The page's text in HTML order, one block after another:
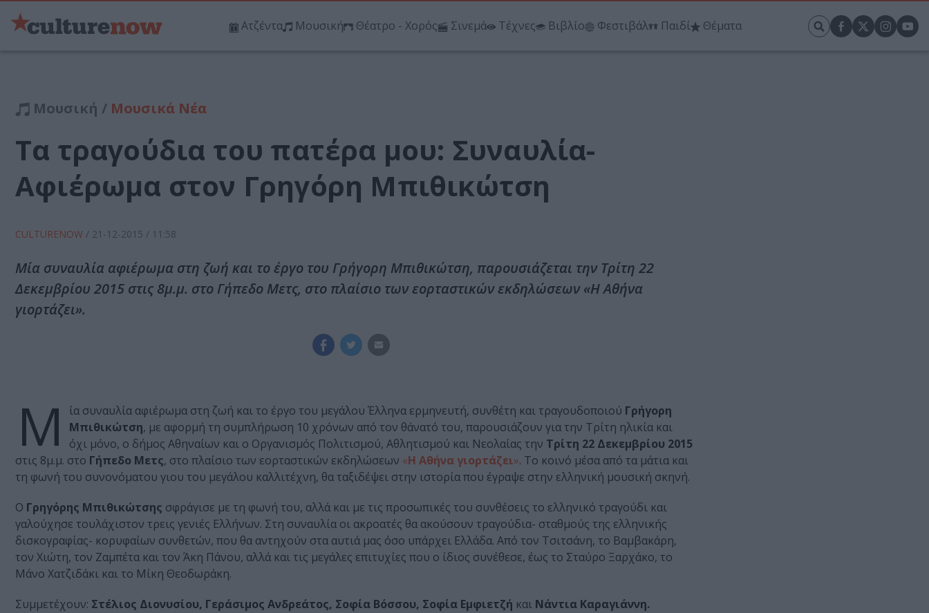
Ατζέντα Μουσική Θέατρο - Χορός Σινεμά Τέχνες Βιβλίο Φεστιβάλ Παιδί Θέματα
Μουσική / Μουσικά Νέα
Τα τραγούδια του πατέρα μου: Συναυλία-
Αφιέρωμα στον Γρηγόρη Μπιθικώτση
CULTURENOW / 21-12-2015 / 11:58
Μία συναυλία αφιέρωμα στη ζωή και το έργο του Γρήγορη Μπιθικώτση, παρουσιάζεται την Τρίτη 22
Δεκεμβρίου 2015 στις 8μ.μ. στο Γήπεδο Μετς, στο πλαίσιο των εορταστικών εκδηλώσεων «Η Αθήνα
γιορτάζει».
Μ ία συναυλία αφιέρωμα στη ζωή και το έργο του μεγάλου Έλληνα ερμηνευτή, συνθέτη και τραγουδοποιού Γρήγορη
Μπιθικώτση, με αφορμή τη συμπλήρωση 10 χρόνων από τον θάνατό του, παρουσιάζουν για την Τρίτη ηλικία και
όχι μόνο, ο δήμος Αθηναίων και ο Οργανισμός Πολιτισμού, Αθλητισμού και Νεολαίας την Τρίτη 22 Δεκεμβρίου 2015
στις 8μ.μ. στο Γήπεδο Μετς, στο πλαίσιο των εορταστικών εκδηλώσεων «Η Αθήνα γιορτάζει». Το κοινό μέσα από τα μάτια και
τη φωνή του συνονόματου γιου του μεγάλου καλλιτέχνη, θα ταξιδέψει στην ιστορία που έγραψε στην ελληνική μουσική σκηνή.
Ο Γρηγόρης Μπιθικώτσης σφράγισε με τη φωνή του, αλλά και με τις προσωπικές του συνθέσεις το ελληνικό τραγούδι και
γαλούχησε τουλάχιστον τρεις γενιές Ελλήνων. Στη συναυλία οι ακροατές θα ακούσουν τραγούδια- σταθμούς της ελληνικής
δισκογραφίας- κορυφαίων συνθετών, που θα αντηχούν στα αυτιά μας όσο υπάρχει Ελλάδα. Από τον Τσιτσάνη, το Βαμβακάρη,
τον Χιώτη, τον Ζαμπέτα και τον Άκη Πάνου, αλλά και τις μεγάλες επιτυχίες που ο ίδιος συνέθεσε, έως το Σταύρο Ξαρχάκο, το
Μάνο Χατζιδάκι και το Μίκη Θεοδωράκη.
Συμμετέχουν: Στέλιος Διονυσίου, Γεράσιμος Ανδρεάτος, Σοφία Βόσσου, Σοφία Εμφιετζή και Νάντια Καραγιάννη.